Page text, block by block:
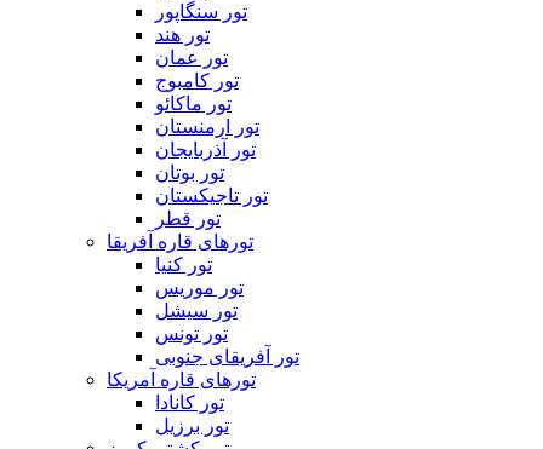
تور سنگاپور
تور هند
تور عمان
تور کامبوج
تور ماکائو
تور ارمنستان
تور آذربایجان
تور بوتان
تور تاجیکستان
تور قطر
تورهای قاره آفریقا
تور کنیا
تور موریس
تور سیشل
تور تونس
تور آفریقای جنوبی
تورهای قاره آمریکا
تور کانادا
تور برزیل